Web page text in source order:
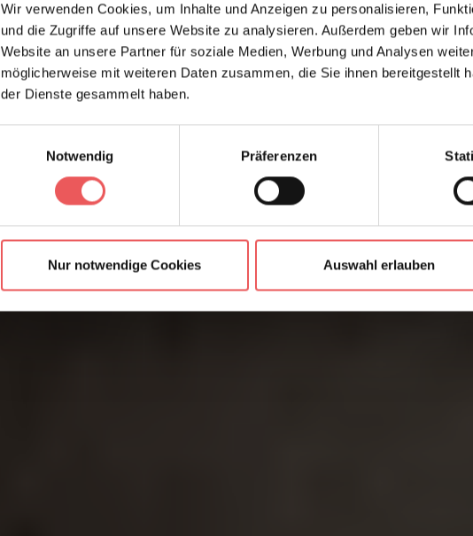
Wir verwenden Cookies, um Inhalte und Anzeigen zu personalisieren,
und die Zugriffe auf unsere Website zu analysieren. Außerdem geben wir
Website an unsere Partner für soziale Medien, Werbung und Analysen
möglicherweise mit weiteren Daten zusammen, die Sie ihnen bereitgestellt
der Dienste gesammelt haben.
Notwendig
Präferenzen
Nur notwendige Cookies Auswahl erlauben